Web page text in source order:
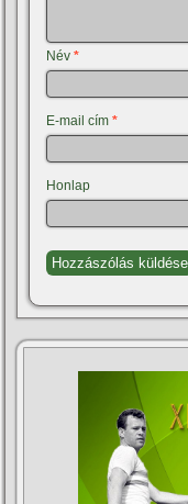
Név*
E-mail cím*
Honlap